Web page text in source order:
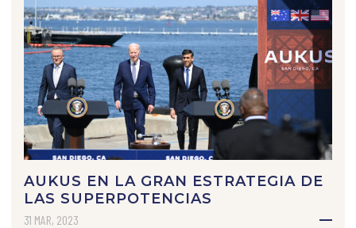
AUKUS EN LA GRAN ESTRATEGIA DE
LAS SUPERPOTENCIAS
31 MAR, 2023